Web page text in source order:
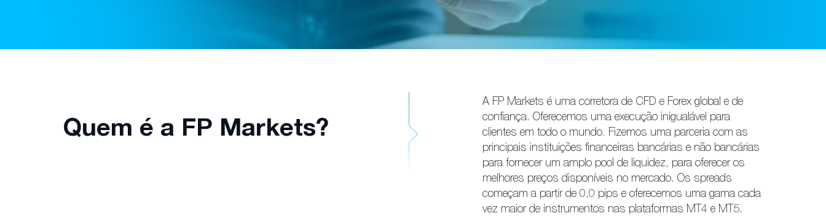
Quem é a FP Markets?
A FP Markets é uma corretora de CFD e Forex global e de
confiança. Oferecemos uma execução inigualável para
clientes em todo o mundo. Fizemos uma parceria com as
principais instituições financeiras bancárias e não bancárias
para fornecer um amplo pool de liquidez, para oferecer os
melhores preços disponíveis no mercado. Os spreads
começam a partir de 0,0 pips e oferecemos uma gama cada
vez maior de instrumentos nas plataformas MT4 e MT5.